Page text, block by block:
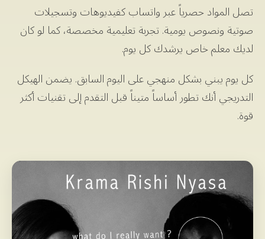
تصل المواد حصرياً عبر واتساب كفيديوهات وتسجيلات
صوتية ونصوص يومية. تجربة تعليمية مخصصة، كما لو كان
لديك معلم خاص يرشدك كل يوم.
كل يوم يبني بشكل منهجي على اليوم السابق. يضمن الهيكل
التدريجي أنك تطور أساساً متيناً قبل التقدم إلى تقنيات أكثر
قوة.